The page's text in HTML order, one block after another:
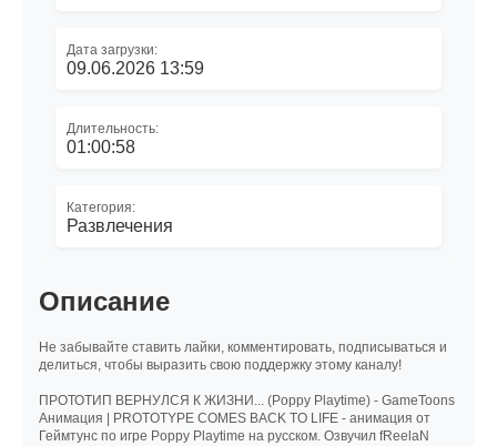
Дата загрузки:
09.06.2026 13:59
Длительность:
01:00:58
Категория:
Развлечения
Описание
Не забывайте ставить лайки, комментировать, подписываться и
делиться, чтобы выразить свою поддержку этому каналу!
ПРОТОТИП ВЕРНУЛСЯ К ЖИЗНИ... (Poppy Playtime) - GameToons
Анимация | PROTOTYPE COMES BACK TO LIFE - анимация от
Геймтунс по игре Poppy Playtime на русском. Озвучил fReelaN